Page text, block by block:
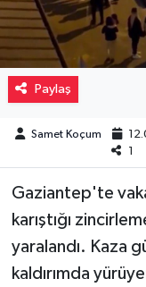
Paylaş
Samet Koçum
1
Gaziantep'te
karıştığı
yaralandı. Kaza
kaldırımda
Sağlık
Sinemalar
Siyaset
Teknoloji
Türkiye